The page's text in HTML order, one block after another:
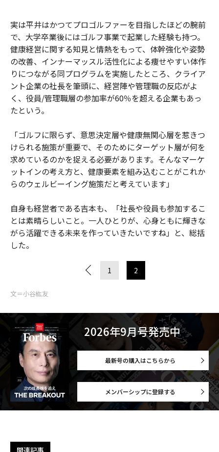
実は平井はかつてプロゴルファーを目指したほどの腕前
で、大学卒業後にはゴルフ事業で起業した経験も持つ。
健康経営に関する知見と情熱をもって、体幹強化や姿勢
の改善、インナーマッスル活性化による痩せやすい体作
りにつながる同プログラムを実施したところ、クライア
ント企業の社長を筆頭に、経営陣や管理職の反応がよ
く、役員/管理職層の参加率が60％を超える企業もあっ
たという。
「ゴルフに限らず、意思決定層や健康無関心層を惹きつ
けられる施策が重要で、そのためにターゲット層が何を
求めているのかを捉える必要があります。そんなマーケ
ットインの考え方と、健康要素を組み込むことがこれか
らのウェルビーイング施策だと考えています」
自身も経営者である吉本も、「社長や役員も参加するこ
とは素晴らしいこと。一人ひとりが、心身ともに輝きな
がら活躍できる未来を作っていきたいですね」と、総括
した。
1 2
文＝小谷紘友
2026年9月号発売中
最新号の購入はこちらから
メンバーシップに登録する
関連記事